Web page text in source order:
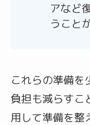
アなど
うこと
これらの準備を
負担も減らすこ
用して準備を整